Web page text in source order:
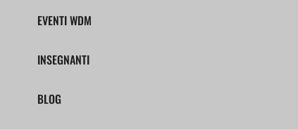
EVENTI WDM
INSEGNANTI
BLOG